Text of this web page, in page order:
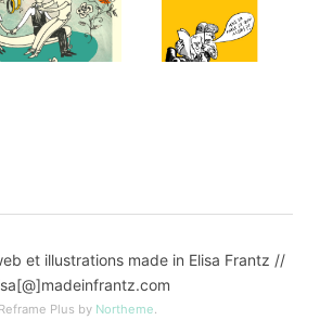
et illustrations made in Elisa Frantz //
Reframe Plus by Northeme.